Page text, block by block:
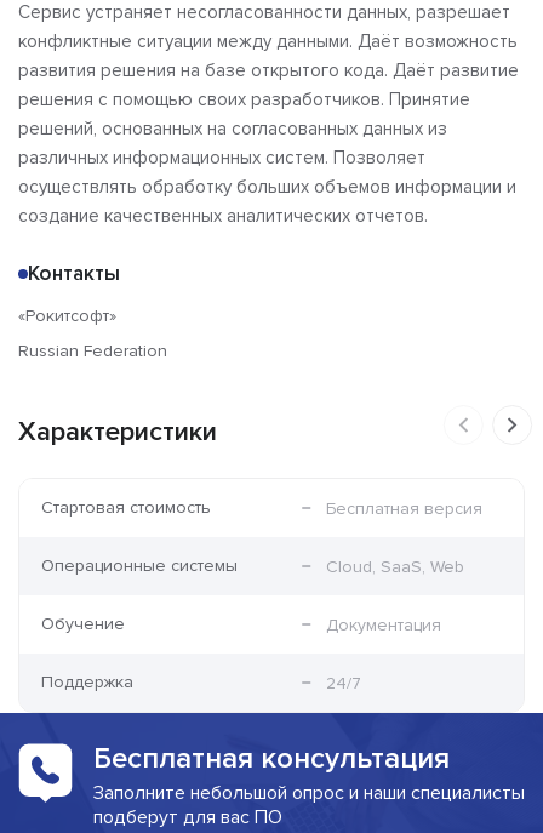
Сервис устраняет несогласованности данных, разрешает
конфликтные ситуации между данными. Даёт возможность
развития решения на базе открытого кода. Даёт развитие
решения с помощью своих разработчиков. Принятие
решений, основанных на согласованных данных из
различных информационных систем. Позволяет
осуществлять обработку больших объемов информации и
создание качественных аналитических отчетов.
Контакты
«Рокитсофт»
Russian Federation
Характеристики
Стартовая стоимость Бесплатная версия
Операционные системы Cloud, SaaS, Web
Обучение Документация
Поддержка 24/7
Бесплатная консультация
Заполните небольшой опрос и наши специалисты
подберут для вас ПО